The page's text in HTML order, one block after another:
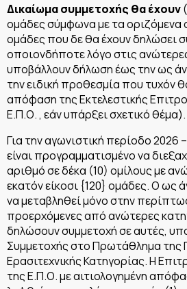
Δικαίωμα συμμετοχής θα έχουν
ομάδες σύμφωνα με τα οριζόμενα
ομάδες που δε θα έχουν δηλώσει
οποιονδήποτε λόγο στις
υποβάλλουν δήλωση έως την ως
την ειδική προθεσμία που τυχόν
απόφαση της Εκτελεστικής
Ε.Π.Ο. , εάν υπάρξει σχετικό θέμα).
Για την αγωνιστική περίοδο
είναι προγραμματισμένο να
αριθμό σε δέκα (10) ομίλους με
εκατόν είκοσι {120} ομάδες. Ο ως
να μεταβληθεί μόνο στην
προερχόμενες από ανώτερες
δηλώσουν συμμετοχή σε αυτές,
Συμμετοχής στο Πρωτάθλημα της
Ερασιτεχνικής Κατηγορίας. Η
της Ε.Π.Ο. με αιτιολογημένη